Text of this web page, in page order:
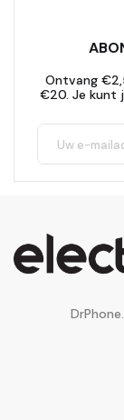
Ontvang
€20. Je kunt